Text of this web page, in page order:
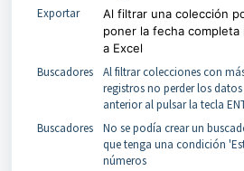
Exportar
Al filtrar una colección
poner la fecha completa
a Excel
Buscadores
Al filtrar colecciones con
registros no perder los
anterior al pulsar la tecla
Buscadores
No se podía crear un
que tenga una condición
números